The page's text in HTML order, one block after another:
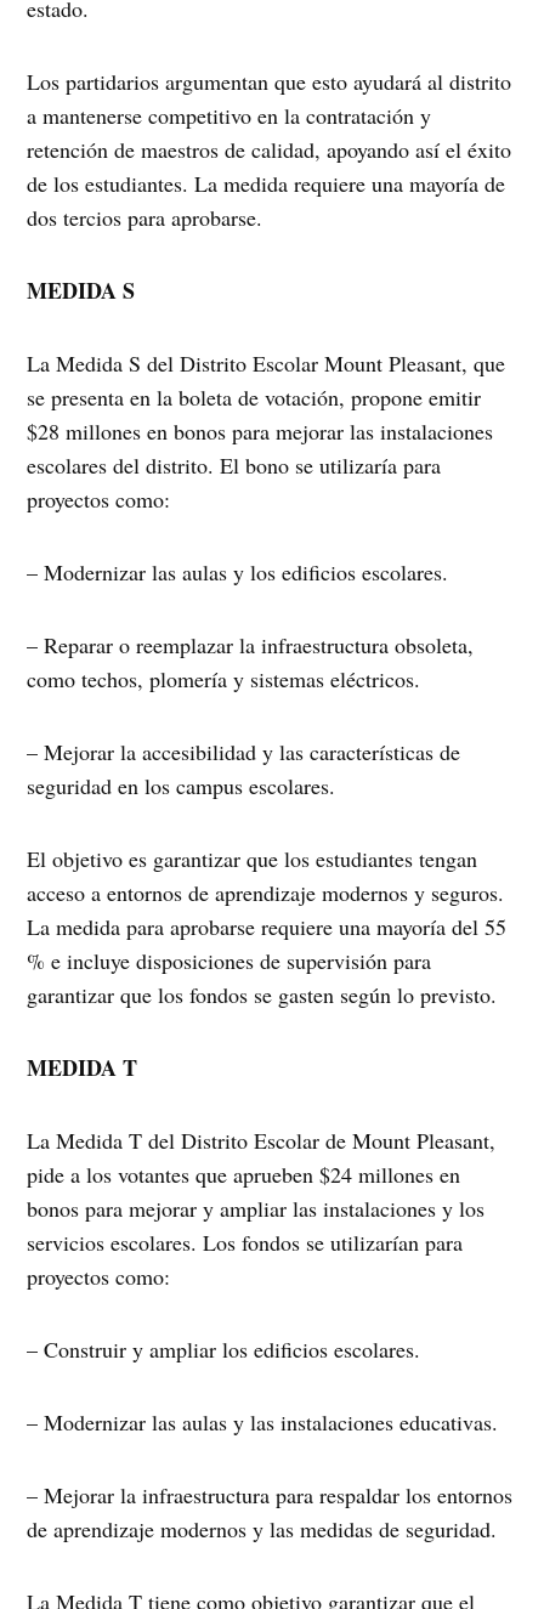
estado.
Los partidarios argumentan que esto ayudará al distrito
a mantenerse competitivo en la contratación y
retención de maestros de calidad, apoyando así el éxito
de los estudiantes. La medida requiere una mayoría de
dos tercios para aprobarse.
MEDIDA S
La Medida S del Distrito Escolar Mount Pleasant, que
se presenta en la boleta de votación, propone emitir
$28 millones en bonos para mejorar las instalaciones
escolares del distrito. El bono se utilizaría para
proyectos como:
– Modernizar las aulas y los edificios escolares.
– Reparar o reemplazar la infraestructura obsoleta,
como techos, plomería y sistemas eléctricos.
– Mejorar la accesibilidad y las características de
seguridad en los campus escolares.
El objetivo es garantizar que los estudiantes tengan
acceso a entornos de aprendizaje modernos y seguros.
La medida para aprobarse requiere una mayoría del 55
% e incluye disposiciones de supervisión para
garantizar que los fondos se gasten según lo previsto.
MEDIDA T
La Medida T del Distrito Escolar de Mount Pleasant,
pide a los votantes que aprueben $24 millones en
bonos para mejorar y ampliar las instalaciones y los
servicios escolares. Los fondos se utilizarían para
proyectos como:
– Construir y ampliar los edificios escolares.
– Modernizar las aulas y las instalaciones educativas.
– Mejorar la infraestructura para respaldar los entornos
de aprendizaje modernos y las medidas de seguridad.
La Medida T tiene como objetivo garantizar que el